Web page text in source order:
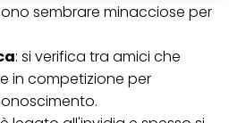
sembrare minacciose per
: si verifica tra amici che
in competizione per
.
te che potrebbero essere arricchiti
e altri siti Web. Utilizziamo questi
personalizzato, in particolare per
che potrebbero interessarti
interessi identificati) su questo sito
i dispositivi assegnati a te o
misurare e ottimizzare il successo